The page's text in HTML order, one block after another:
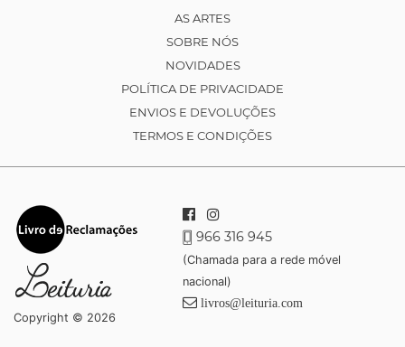
AS ARTES
SOBRE NÓS
NOVIDADES
POLÍTICA DE PRIVACIDADE
ENVIOS E DEVOLUÇÕES
TERMOS E CONDIÇÕES
Copyright © 2026
966 316 945
(Chamada para a rede móvel
nacional)
livros@leituria.com